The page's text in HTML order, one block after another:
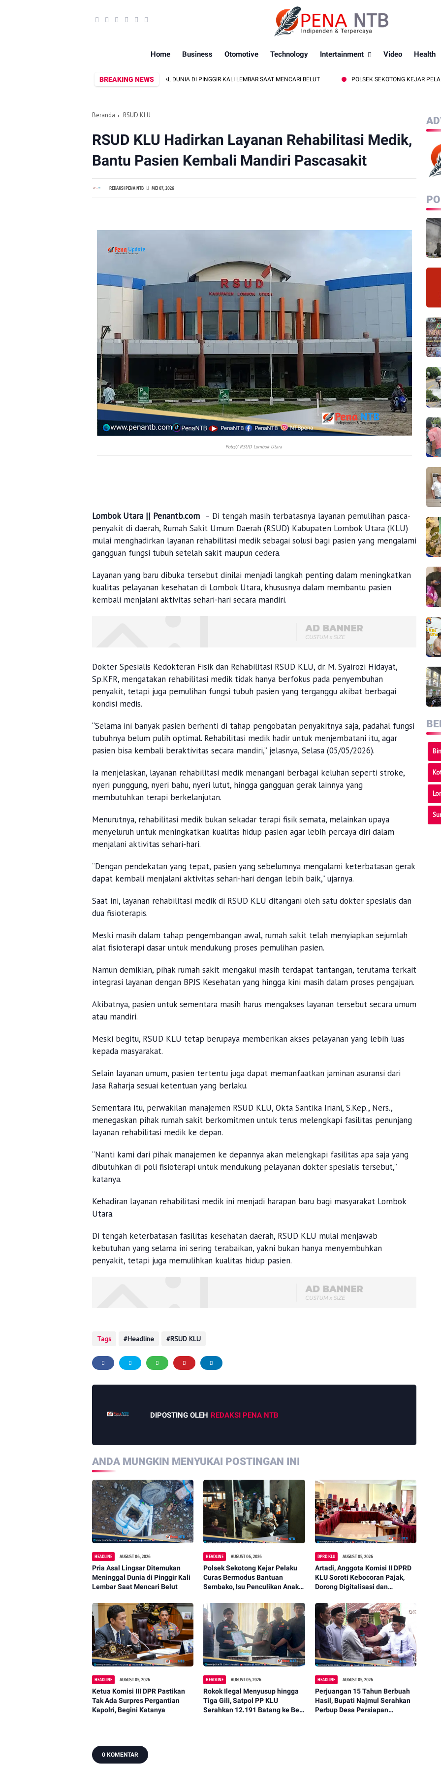
Home Business Otomotive Technology Intertainment Video Health
BREAKING NEWS
PRIA ASAL LINGSAR DITEMUKAN MENINGGAL DUNIA DI PINGGIR KALI LEMBAR SAAT MENCARI BELUT POLSEK SEKOTONG KEJAR PELAKU
Beranda RSUD KLU
RSUD KLU Hadirkan Layanan Rehabilitasi Medik,
Bantu Pasien Kembali Mandiri Pascasakit
REDAKSI PENA NTB MEI 07, 2026
Foto// RSUD Lombok Utara
Lombok Utara || Penantb.com – Di tengah masih terbatasnya layanan pemulihan pasca-
penyakit di daerah, Rumah Sakit Umum Daerah (RSUD) Kabupaten Lombok Utara (KLU)
mulai menghadirkan layanan rehabilitasi medik sebagai solusi bagi pasien yang mengalami
gangguan fungsi tubuh setelah sakit maupun cedera.
Layanan yang baru dibuka tersebut dinilai menjadi langkah penting dalam meningkatkan
kualitas pelayanan kesehatan di Lombok Utara, khususnya dalam membantu pasien
kembali menjalani aktivitas sehari-hari secara mandiri.
Dokter Spesialis Kedokteran Fisik dan Rehabilitasi RSUD KLU, dr. M. Syairozi Hidayat,
Sp.KFR, mengatakan rehabilitasi medik tidak hanya berfokus pada penyembuhan
penyakit, tetapi juga pemulihan fungsi tubuh pasien yang terganggu akibat berbagai
kondisi medis.
“Selama ini banyak pasien berhenti di tahap pengobatan penyakitnya saja, padahal fungsi
tubuhnya belum pulih optimal. Rehabilitasi medik hadir untuk menjembatani itu, agar
pasien bisa kembali beraktivitas secara mandiri,” jelasnya, Selasa (05/05/2026).
Ia menjelaskan, layanan rehabilitasi medik menangani berbagai keluhan seperti stroke,
nyeri punggung, nyeri bahu, nyeri lutut, hingga gangguan gerak lainnya yang
membutuhkan terapi berkelanjutan.
Menurutnya, rehabilitasi medik bukan sekadar terapi fisik semata, melainkan upaya
menyeluruh untuk meningkatkan kualitas hidup pasien agar lebih percaya diri dalam
menjalani aktivitas sehari-hari.
“Dengan pendekatan yang tepat, pasien yang sebelumnya mengalami keterbatasan gerak
dapat kembali menjalani aktivitas sehari-hari dengan lebih baik,” ujarnya.
Saat ini, layanan rehabilitasi medik di RSUD KLU ditangani oleh satu dokter spesialis dan
dua fisioterapis.
Meski masih dalam tahap pengembangan awal, rumah sakit telah menyiapkan sejumlah
alat fisioterapi dasar untuk mendukung proses pemulihan pasien.
Namun demikian, pihak rumah sakit mengakui masih terdapat tantangan, terutama terkait
integrasi layanan dengan BPJS Kesehatan yang hingga kini masih dalam proses pengajuan.
Akibatnya, pasien untuk sementara masih harus mengakses layanan tersebut secara umum
atau mandiri.
Meski begitu, RSUD KLU tetap berupaya memberikan akses pelayanan yang lebih luas
kepada masyarakat.
Selain layanan umum, pasien tertentu juga dapat memanfaatkan jaminan asuransi dari
Jasa Raharja sesuai ketentuan yang berlaku.
Sementara itu, perwakilan manajemen RSUD KLU, Okta Santika Iriani, S.Kep., Ners.,
menegaskan pihak rumah sakit berkomitmen untuk terus melengkapi fasilitas penunjang
layanan rehabilitasi medik ke depan.
“Nanti kami dari pihak manajemen ke depannya akan melengkapi fasilitas apa saja yang
dibutuhkan di poli fisioterapi untuk mendukung pelayanan dokter spesialis tersebut,”
katanya.
Kehadiran layanan rehabilitasi medik ini menjadi harapan baru bagi masyarakat Lombok
Utara.
Di tengah keterbatasan fasilitas kesehatan daerah, RSUD KLU mulai menjawab
kebutuhan yang selama ini sering terabaikan, yakni bukan hanya menyembuhkan
penyakit, tetapi juga memulihkan kualitas hidup pasien.
Tags Headline RSUD KLU
DIPOSTING OLEH REDAKSI PENA NTB
ANDA MUNGKIN MENYUKAI POSTINGAN INI
HEADLINE AUGUST 06, 2026
Pria Asal Lingsar Ditemukan
Meninggal Dunia di Pinggir Kali
Lembar Saat Mencari Belut
HEADLINE AUGUST 06, 2026
Polsek Sekotong Kejar Pelaku
Curas Bermodus Bantuan
Sembako, Isu Penculikan Anak
DPRD KLU AUGUST 05, 2026
Artadi, Anggota Komisi II DPRD
KLU Soroti Kebocoran Pajak,
Dorong Digitalisasi dan
HEADLINE AUGUST 05, 2026
Ketua Komisi III DPR Pastikan
Tak Ada Surpres Pergantian
Kapolri, Begini Katanya
HEADLINE AUGUST 05, 2026
Rokok Ilegal Menyusup hingga
Tiga Gili, Satpol PP KLU
Serahkan 12.191 Batang ke Bea
HEADLINE AUGUST 05, 2026
Perjuangan 15 Tahun Berbuah
Hasil, Bupati Najmul Serahkan
Perbup Desa Persiapan
0 KOMENTAR